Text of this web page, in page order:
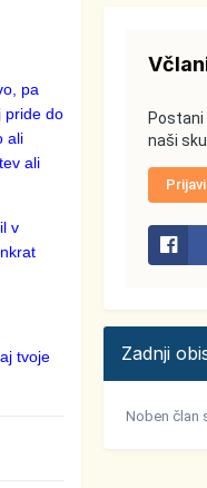
pa
pride do
ali
ali
v
tvoje
Postani
naši
Zadnji
Noben član